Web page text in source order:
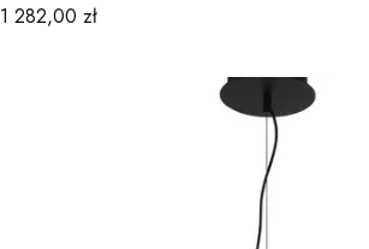
Cena
1 282,00 zł